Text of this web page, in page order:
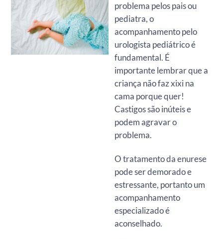
problema pelos pais ou
pediatra, o
acompanhamento pelo
urologista pediátrico é
fundamental. É
importante lembrar que a
criança não faz xixi na
cama porque quer!
Castigos são inúteis e
podem agravar o
problema.
O tratamento da enurese
pode ser demorado e
estressante, portanto um
acompanhamento
especializado é
aconselhado.